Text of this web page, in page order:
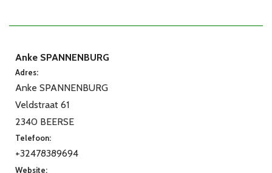
Anke SPANNENBURG
Adres:
Anke SPANNENBURG
Veldstraat 61
2340 BEERSE
Telefoon:
+32478389694
Website: